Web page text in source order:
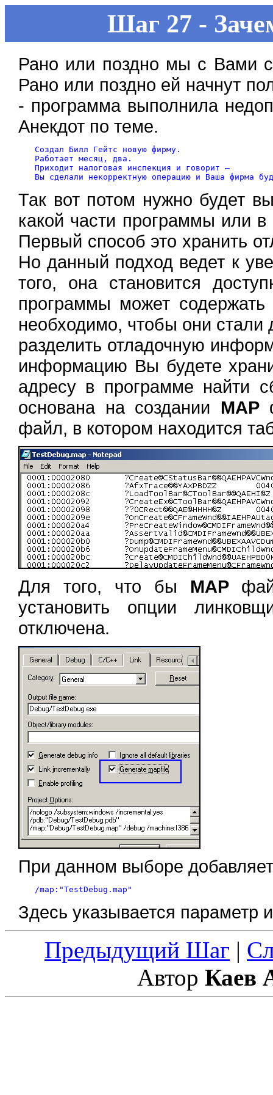
Шаг 27 -
Рано или поздно мы с Вами
Рано или поздно ей начнут
- программа выполнила
Анекдот по теме.
Создал Билл Гейтс новую фирму.
Работает месяц, два.
Приходит налоговая инспекция и говорит –
Так вот потом нужно будет
какой части программы или
Первый способ это хранить
Но данный подход ведет к
того, она становится
программы может
необходимо, чтобы они
разделить отладочную
информацию Вы будете
адресу в программе найти
основана на создании MAP
файл, в котором находится
Для того, что бы MAP
установить опции
отключена.
При данном выборе
Здесь указывается параметр
Предыдущий Шаг |
Автор Каев